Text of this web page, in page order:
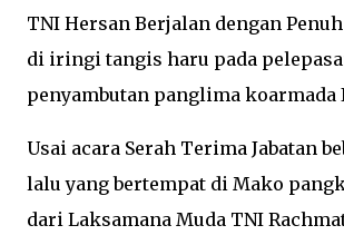
TNI Hersan Berjalan dengan
di iringi tangis haru pada
penyambutan panglima koarmada
Usai acara Serah Terima Jabatan
lalu yang bertempat di Mako
dari Laksamana Muda TNI